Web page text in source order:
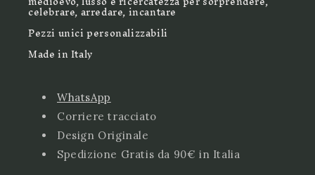
celebrare, arredare, incantare
Pezzi unici personalizzabili
Made in Italy
WhatsApp
Corriere tracciato
Design Originale
Spedizione Gratis da 90€ in Italia